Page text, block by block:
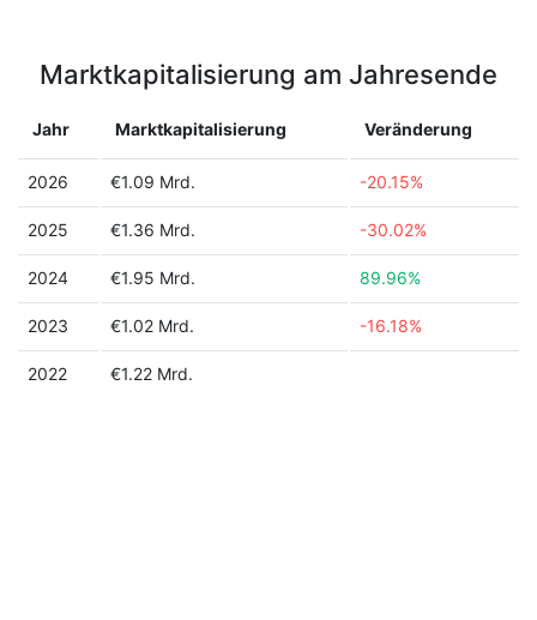
Marktkapitalisierung am Jahresende
Jahr Marktkapitalisierung Veränderung
2026 €1.09 Mrd. -20.15%
2025 €1.36 Mrd. -30.02%
2024 €1.95 Mrd. 89.96%
2023 €1.02 Mrd. -16.18%
2022 €1.22 Mrd.